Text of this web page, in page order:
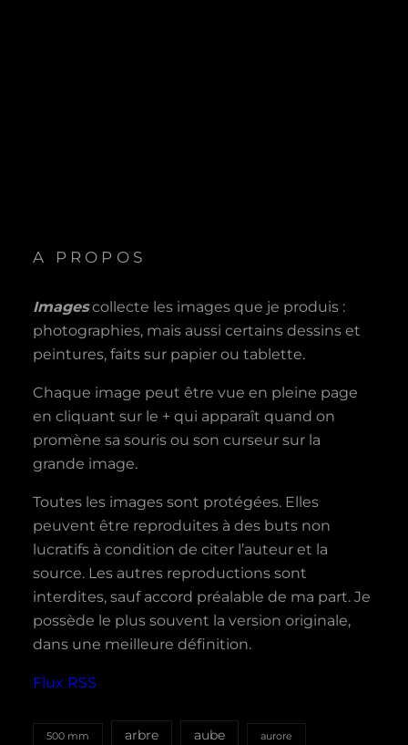
A PROPOS
Imagescollecte les images que je produis :
photographies, mais aussi certains dessins et
peintures, faits sur papier ou tablette.
Chaque image peut être vue en pleine page
en cliquant sur le + qui apparaît quand on
promène sa souris ou son curseur sur la
grande image.
Toutes les images sont protégées. Elles
peuvent être reproduites à des buts non
lucratifs à condition de citer l’auteur et la
source. Les autres reproductions sont
interdites, sauf accord préalable de ma part. Je
possède le plus souvent la version originale,
dans une meilleure définition.
Flux RSS
500 mm arbre aube aurore